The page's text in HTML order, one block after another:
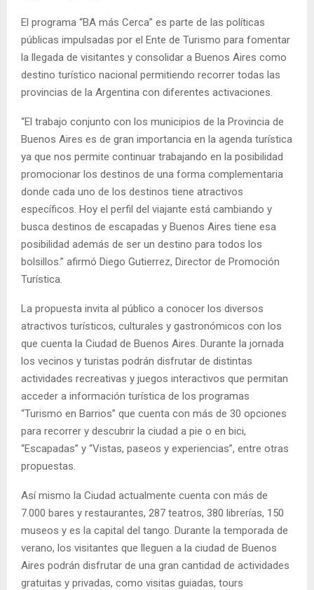
El programa “BA más Cerca” es parte de las políticas
públicas impulsadas por el Ente de Turismo para fomentar
la llegada de visitantes y consolidar a Buenos Aires como
destino turístico nacional permitiendo recorrer todas las
provincias de la Argentina con diferentes activaciones.
“El trabajo conjunto con los municipios de la Provincia de
Buenos Aires es de gran importancia en la agenda turística
ya que nos permite continuar trabajando en la posibilidad
promocionar los destinos de una forma complementaria
donde cada uno de los destinos tiene atractivos
específicos. Hoy el perfil del viajante está cambiando y
busca destinos de escapadas y Buenos Aires tiene esa
posibilidad además de ser un destino para todos los
bolsillos.” afirmó Diego Gutierrez, Director de Promoción
Turística.
La propuesta invita al público a conocer los diversos
atractivos turísticos, culturales y gastronómicos con los
que cuenta la Ciudad de Buenos Aires. Durante la jornada
los vecinos y turistas podrán disfrutar de distintas
actividades recreativas y juegos interactivos que permitan
acceder a información turística de los programas
“Turismo en Barrios” que cuenta con más de 30 opciones
para recorrer y descubrir la ciudad a pie o en bici,
“Escapadas” y “Vistas, paseos y experiencias”, entre otras
propuestas.
Así mismo la Ciudad actualmente cuenta con más de
7.000 bares y restaurantes, 287 teatros, 380 librerías, 150
museos y es la capital del tango. Durante la temporada de
verano, los visitantes que lleguen a la ciudad de Buenos
Aires podrán disfrutar de una gran cantidad de actividades
gratuitas y privadas, como visitas guiadas, tours